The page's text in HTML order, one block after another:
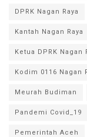
DPRK Nagan Raya
Kantah Nagan Raya
Ketua DPRK Nagan
Kodim 0116 Nagan
Meurah Budiman
Pandemi Covid_19
Pemerintah Aceh